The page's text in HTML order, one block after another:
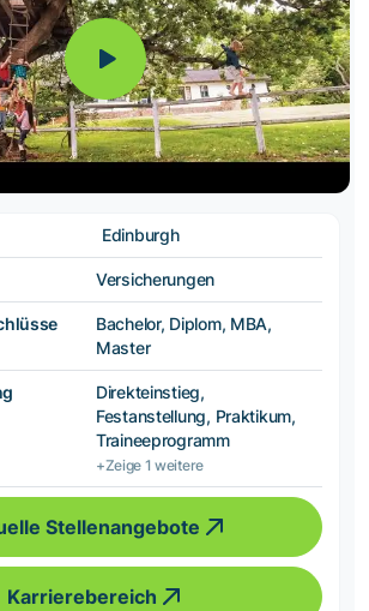
Edinburgh
Versicherungen
Bachelor, Diplom, MBA,
Master
Direkteinstieg,
Festanstellung, Praktikum,
Traineeprogramm
+Zeige 1 weitere
Stellenangebote
Karrierebereich